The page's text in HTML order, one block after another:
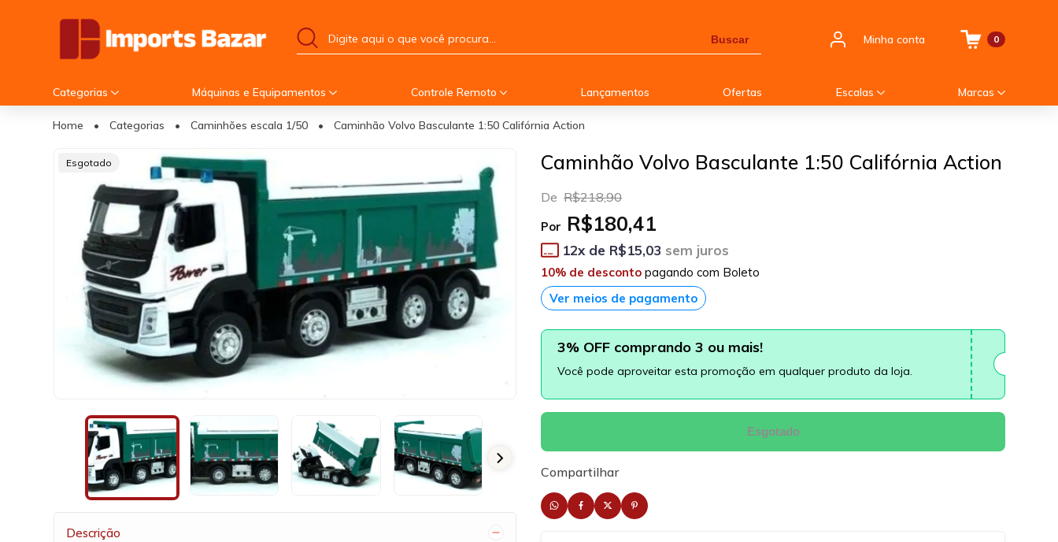
Buscar Minha conta 0
Categorias Máquinas e Equipamentos Controle Remoto Lançamentos Ofertas Escalas Marcas
Home • Categorias • Caminhões escala 1/50 • Caminhão Volvo Basculante 1:50 Califórnia Action
Esgotado
Descrição
Caminhão Volvo Basculante 1:50 Califórnia Action
De R$218,90
Por R$180,41
12x de R$15,03 sem juros
10% de desconto pagando com Boleto
Ver meios de pagamento
3% OFF comprando 3 ou mais!
Você pode aproveitar esta promoção em qualquer produto da loja.
Esgotado
Compartilhar